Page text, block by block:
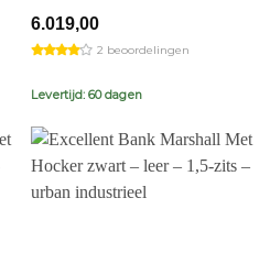
6.019,00
2 beoordelingen
Levertijd: 60 dagen